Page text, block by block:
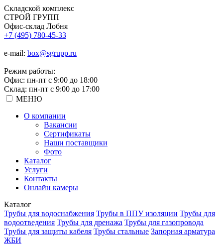
Складской комплекс
СТРОЙ ГРУПП
Офис-склад Лобня
+7 (495) 780-45-33
e-mail: box@sgrupp.ru
Режим работы:
Офис: пн-пт с 9:00 до 18:00
Склад: пн-пт с 9:00 до 17:00
МЕНЮ
О компании
Вакансии
Сертификаты
Наши поставщики
Фото
Каталог
Услуги
Контакты
Онлайн камеры
Каталог
Трубы для водоснабжения Трубы в ППУ изоляции Трубы для
водоотведения Трубы для дренажа Трубы для газопровода
Трубы для защиты кабеля Трубы стальные Запорная арматура
ЖБИ